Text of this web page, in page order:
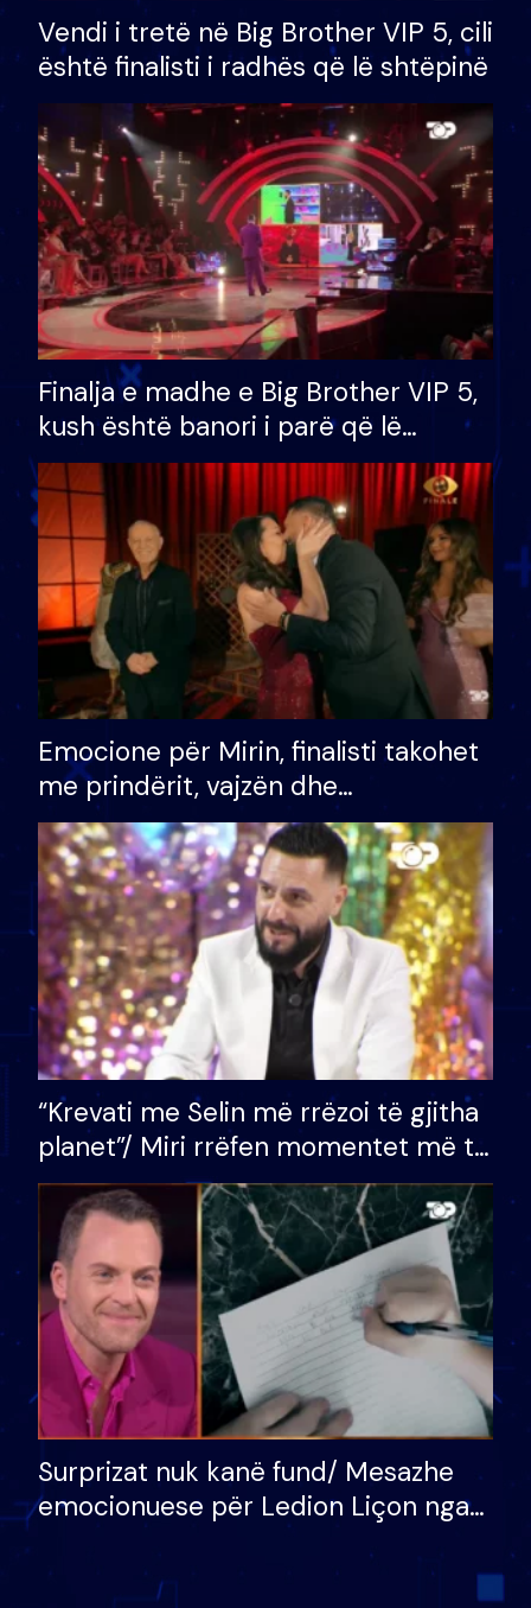
Vendi i tretë në Big Brother VIP 5, cili
është finalisti i radhës që lë shtëpinë
Finalja e madhe e Big Brother VIP 5,
kush është banori i parë që lë
shtëpinë dhe humb mundësinë për
të fituar çmimin e madh
Emocione për Mirin, finalisti takohet
me prindërit, vajzën dhe
bashkëshorten: S’kemi ndonjë letër
divorci apo jo?
“Krevati me Selin më rrëzoi të gjitha
planet”/ Miri rrëfen momentet më të
bukura në shtëpinë e BB VIP: Do më
mungojë zilja e mëngjesit kur…
Surprizat nuk kanë fund/ Mesazhe
emocionuese për Ledion Liçon nga
nuk i mban dot lotët: Nuk meritoj…